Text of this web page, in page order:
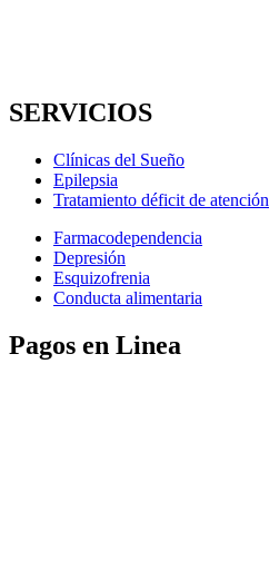
SERVICIOS
Clínicas del Sueño
Epilepsia
Tratamiento déficit de atención
Farmacodependencia
Depresión
Esquizofrenia
Conducta alimentaria
Pagos en Linea